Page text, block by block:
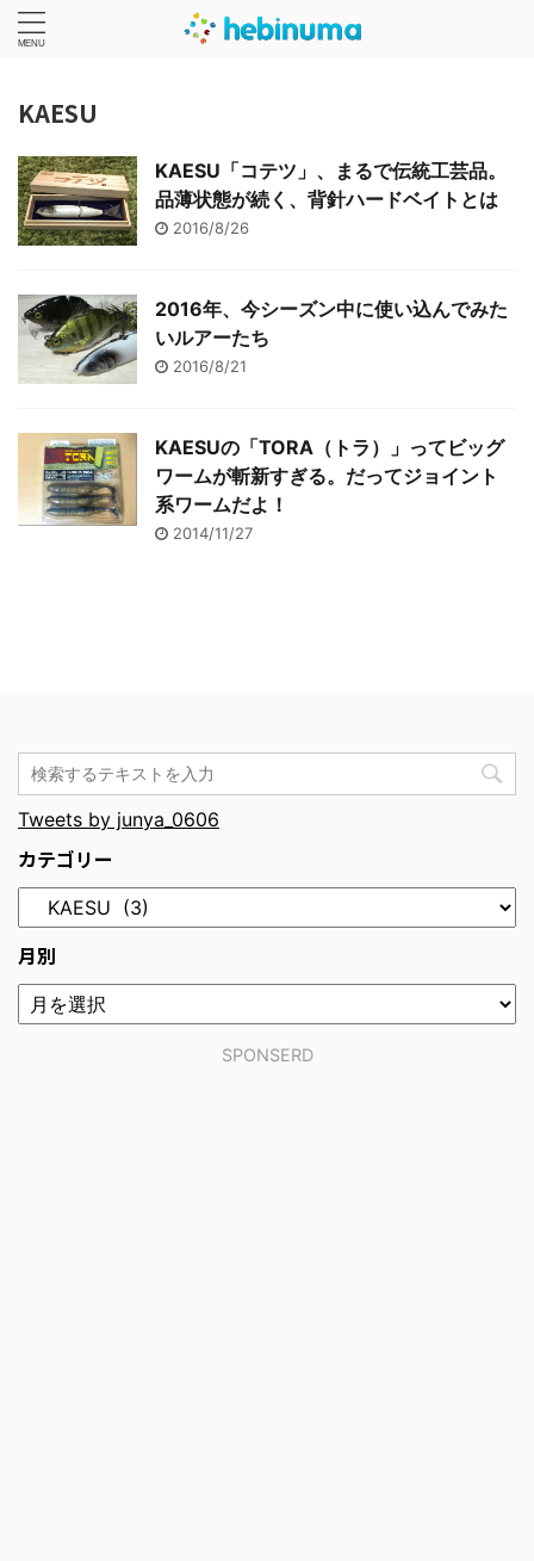
KAESU
KAESU「コテツ」、まるで伝統工芸品。
品薄状態が続く、背針ハードベイトとは
2016/8/26
2016年、今シーズン中に使い込んでみた
いルアーたち
2016/8/21
KAESUの「TORA（トラ）」ってビッグ
ワームが斬新すぎる。だってジョイント
系ワームだよ！
2014/11/27
Tweets by junya_0606
カテゴリー
月別
SPONSERD